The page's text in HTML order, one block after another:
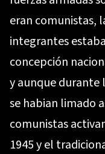
eran comunistas,
integrantes
concepción
y aunque durante
se habian limado
comunistas
1945 y el